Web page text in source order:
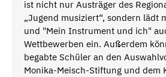
ist nicht nur Austräger des
„Jugend musiziert“, sondern lädt
und "Mein Instrument und ich"
Wettbewerben ein. Außerdem
begabte Schüler an den
Monika-Meisch-Stiftung und dem